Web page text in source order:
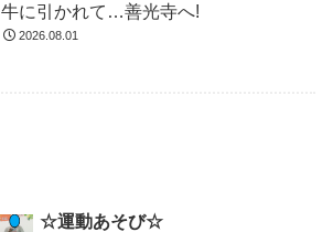
牛に引かれて…善光寺へ!
2026.08.01
☆運動あそび☆